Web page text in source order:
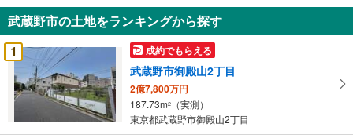
知
を
受
け
取
る
武蔵野市の土地をランキングから探す
1
成約でもらえる
武蔵野市御殿山2丁目
2億7,800万円
187.73m2
（実測）
東京都武蔵野市御殿山2丁目